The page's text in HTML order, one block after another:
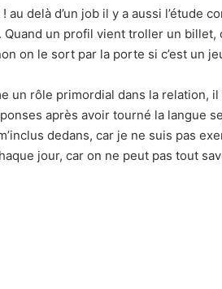
delà d’un job il y a aussi l’étude
Quand un profil vient troller un
on le sort par la porte si c’est un
un rôle primordial dans la relation,
après avoir tourné la langue
dedans, car je ne suis pas
jour, car on ne peut pas tout